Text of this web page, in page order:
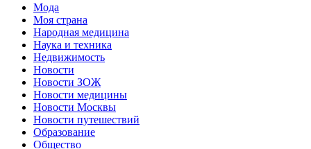
Мода
Моя страна
Народная медицина
Наука и техника
Недвижимость
Новости
Новости ЗОЖ
Новости медицины
Новости Москвы
Новости путешествий
Образование
Общество